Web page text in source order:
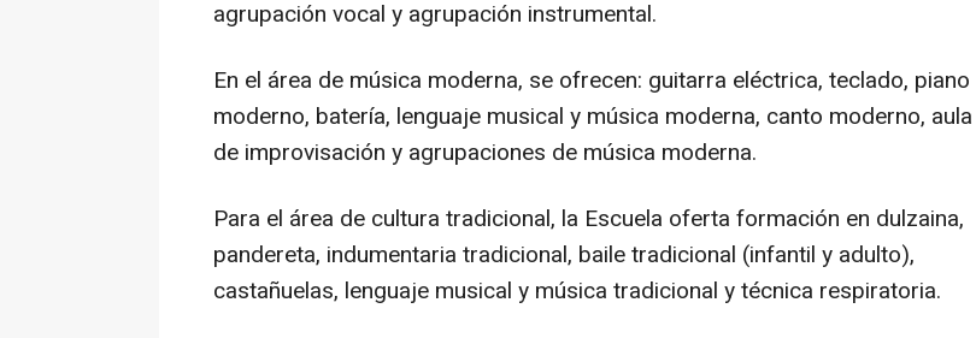
agrupación vocal y agrupación instrumental.
En el área de música moderna, se ofrecen: guitarra eléctrica, teclado, piano
moderno, batería, lenguaje musical y música moderna, canto moderno, aula
de improvisación y agrupaciones de música moderna.
Para el área de cultura tradicional, la Escuela oferta formación en dulzaina,
pandereta, indumentaria tradicional, baile tradicional (infantil y adulto),
castañuelas, lenguaje musical y música tradicional y técnica respiratoria.